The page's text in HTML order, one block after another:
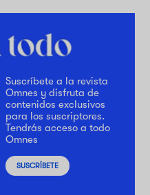
Suscríbete a la revista
Omnes y disfruta de
contenidos exclusivos
para los suscriptores.
Tendrás acceso a todo
Omnes
SUSCRÍBETE